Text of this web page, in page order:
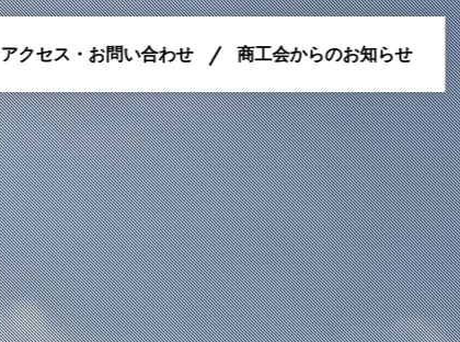
アクセス・お問い合わせ 商工会からのお知らせ